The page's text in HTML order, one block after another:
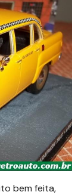
bem feita,